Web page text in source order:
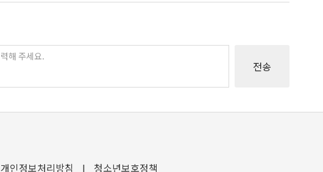
개인정보처리방침 I 청소년보호정책